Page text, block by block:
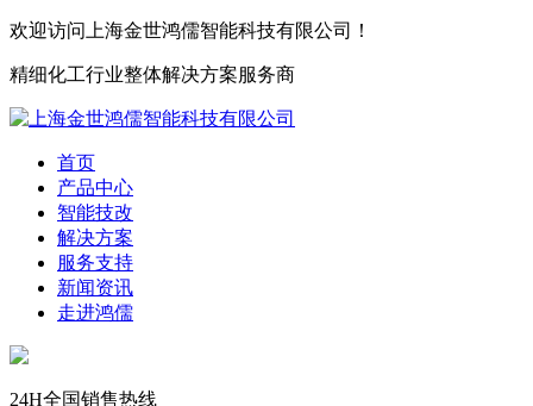
欢迎访问上海金世鸿儒智能科技有限公司！
精细化工行业整体解决方案服务商
首页
产品中心
智能技改
解决方案
服务支持
新闻资讯
走进鸿儒
24H全国销售热线